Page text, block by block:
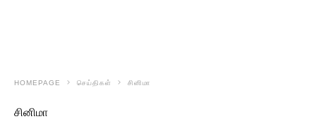
HOMEPAGE செய்திகள் சினிமா
சினிமா